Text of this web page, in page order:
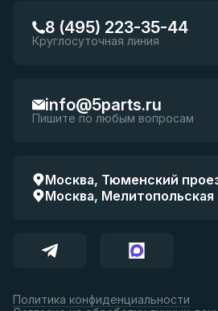
8 (495) 223-35-44
Круглосуточная линия
info@5parts.ru
Пишите по любым вопросам
Москва, Тюменский
Москва, Мелитопольская
Политика конфиденциальности